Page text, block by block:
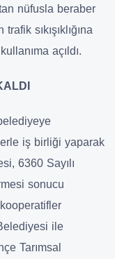
nüfusla beraber
sıkışıklığına
açıldı.
iş birliği yaparak
6360 Sayılı
sonucu
ile
Tarımsal